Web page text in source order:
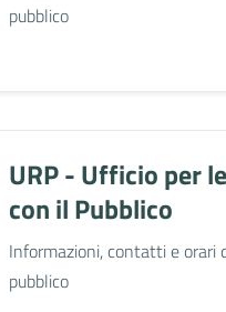
pubblico
URP - Ufficio per
con il Pubblico
Informazioni, contatti e orari
pubblico